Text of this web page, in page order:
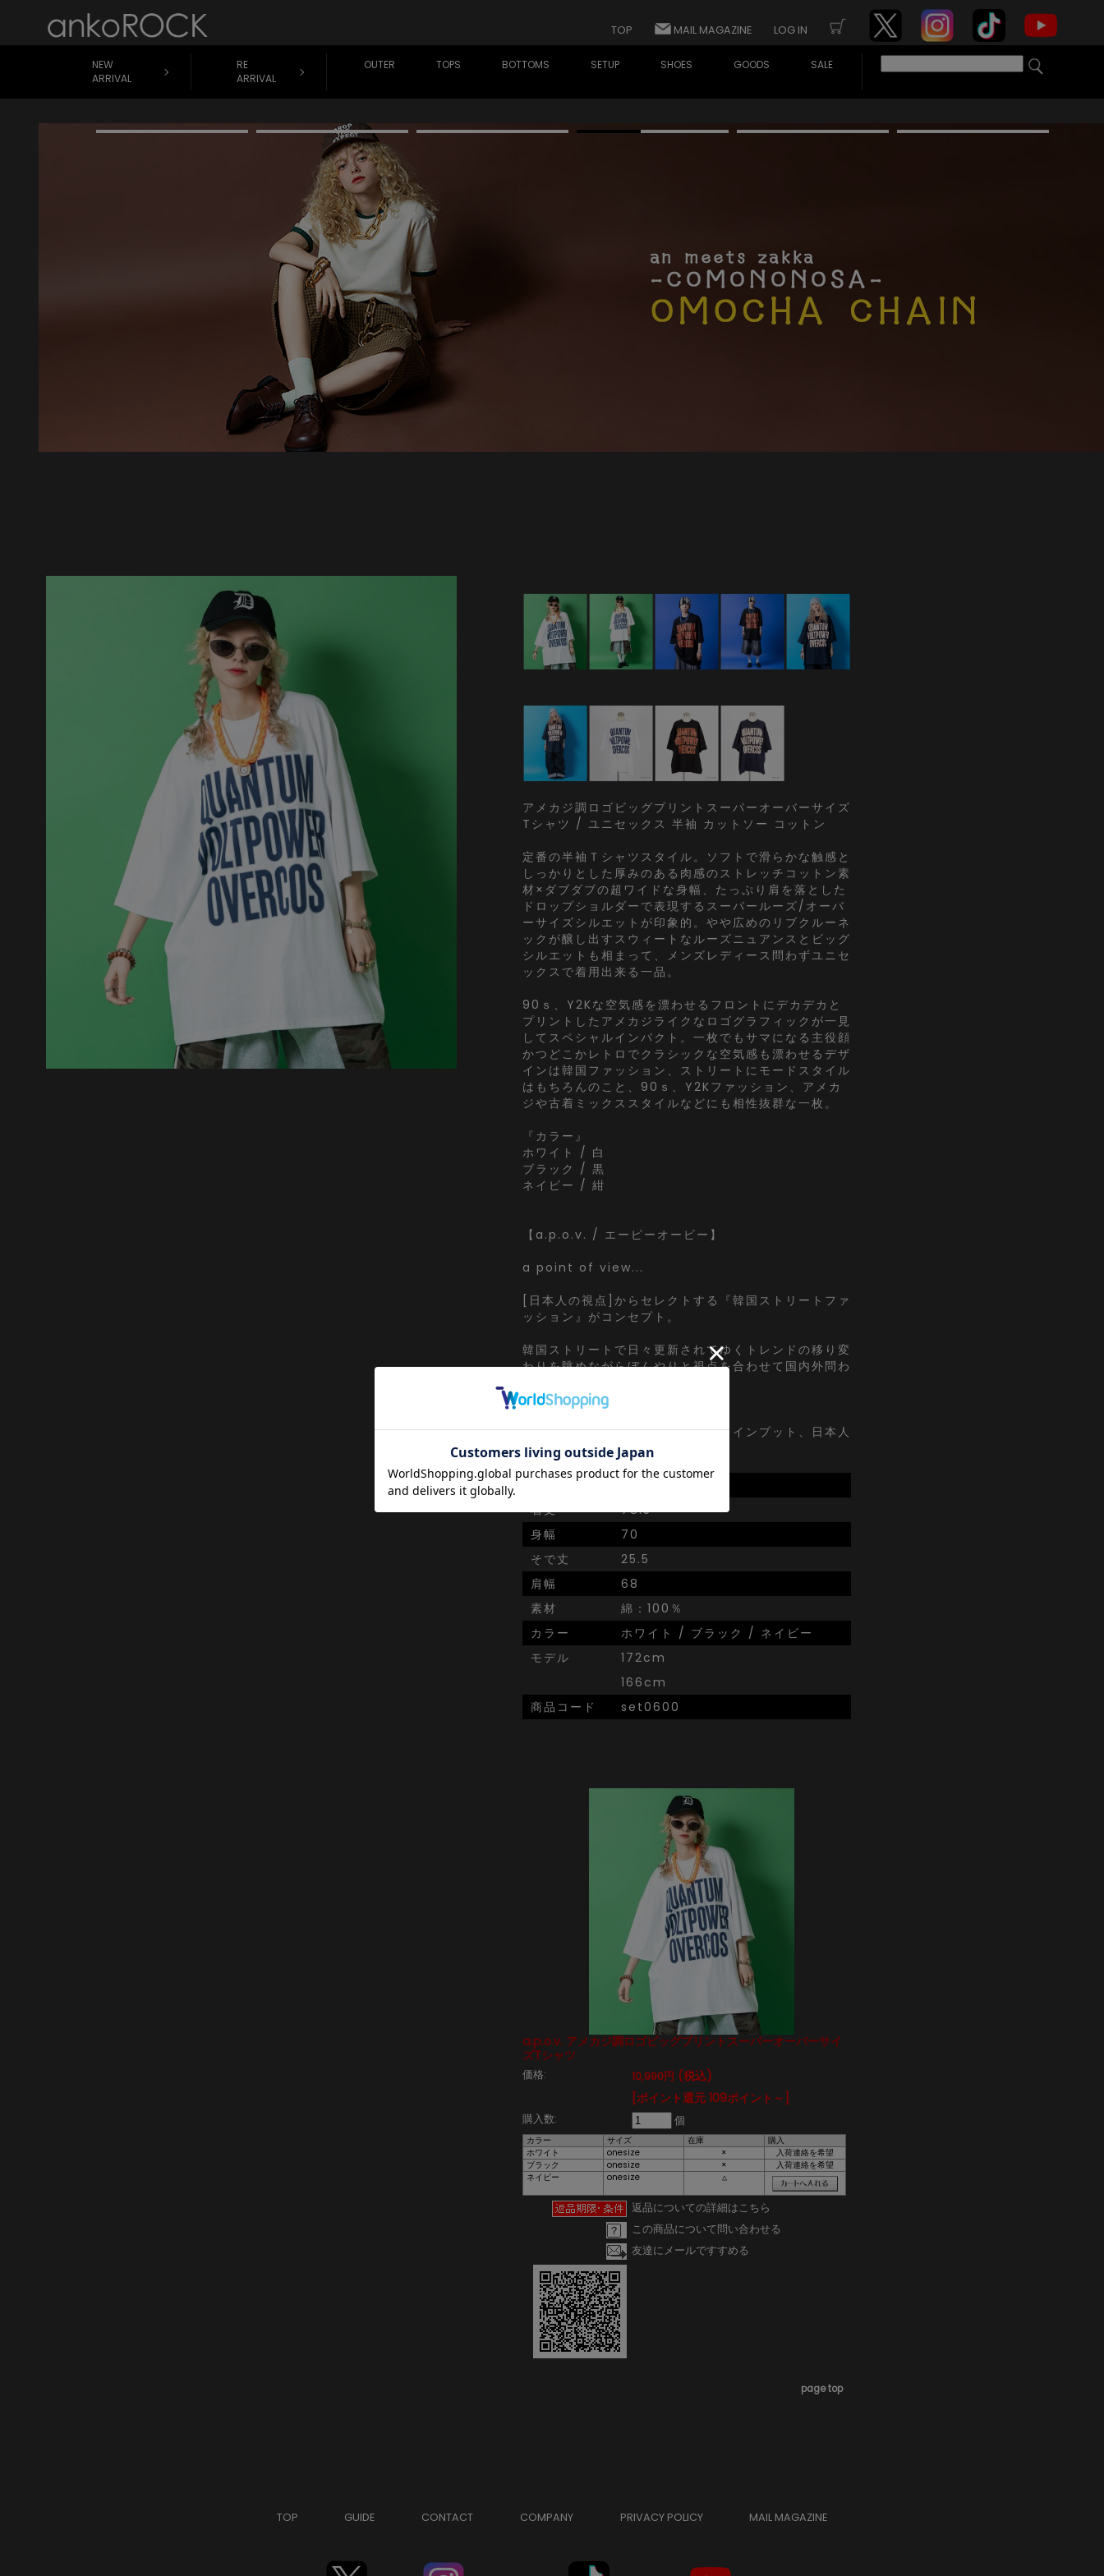
TOP MAIL MAGAZINE LOG IN
NEW
ARRIVAL
RE
ARRIVAL
OUTER TOPS BOTTOMS SETUP SHOES GOODS SALE
アメカジ調ロゴビッグプリントスーパーオーバーサイズ
Tシャツ / ユニセックス 半袖 カットソー コットン
定番の半袖Ｔシャツスタイル。ソフトで滑らかな触感と
しっかりとした厚みのある肉感のストレッチコットン素
材×ダブダブの超ワイドな身幅、たっぷり肩を落とした
ドロップショルダーで表現するスーパールーズ/オーバ
ーサイズシルエットが印象的。やや広めのリブクルーネ
ックが醸し出すスウィートなルーズニュアンスとビッグ
シルエットも相まって、メンズレディース問わずユニセ
ックスで着用出来る一品。
90ｓ、Y2Kな空気感を漂わせるフロントにデカデカと
プリントしたアメカジライクなロゴグラフィックが一見
してスペシャルインパクト。一枚でもサマになる主役顔
かつどこかレトロでクラシックな空気感も漂わせるデザ
インは韓国ファッション、ストリートにモードスタイル
はもちろんのこと、90ｓ、Y2Kファッション、アメカ
ジや古着ミックススタイルなどにも相性抜群な一枚。
『カラー』
ホワイト / 白
ブラック / 黒
ネイビー / 紺
【a.p.o.v. / エーピーオービー】
a point of view...
[日本人の視点]からセレクトする『韓国ストリートファ
ッション』がコンセプト。
韓国ストリートで日々更新されてゆくトレンドの移り変
わりを眺めながらぼんやりと視点を合わせて国内外問わ
ぼーっと韓国ストリートシーンからインプット、日本人
視点でアウトプット。
着丈
78.5
身幅
70
そで丈
25.5
肩幅
68
素材
綿：100％
カラー
ホワイト / ブラック / ネイビー
モデル
172cm
166cm
商品コード
set0600
a.p.o.v. アメカジ調ロゴビッグプリントスーパーオーバーサイ
ズTシャツ
価格: 10,990円 (税込)
[ポイント還元 109ポイント～]
購入数: 個
カラー サイズ 在庫
購入
ホワイト
onesize ×
入荷連絡を希望
ブラック
onesize ×
入荷連絡を希望
ネイビー
onesize △
返品についての詳細はこちら
この商品について問い合わせる
友達にメールですすめる
page top
TOP GUIDE CONTACT COMPANY PRIVACY POLICY MAIL MAGAZINE